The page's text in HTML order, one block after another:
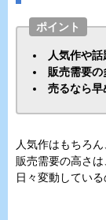
ポイント
人気作や
販売需要
売るなら早
人気作はもちろ
販売需要の高さは
日々変動してい